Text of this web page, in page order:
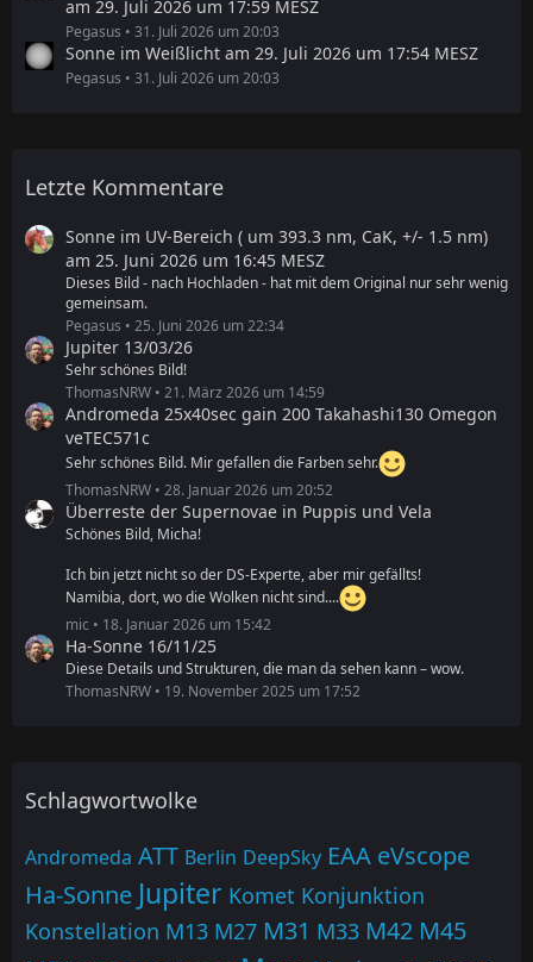
am 29. Juli 2026 um 17:59 MESZ
Pegasus 31. Juli 2026 um 20:03
Sonne im Weißlicht am 29. Juli 2026 um 17:54 MESZ
Pegasus 31. Juli 2026 um 20:03
Letzte Kommentare
Sonne im UV-Bereich ( um 393.3 nm, CaK, +/- 1.5 nm)
am 25. Juni 2026 um 16:45 MESZ
Dieses Bild - nach Hochladen - hat mit dem Original nur sehr wenig
gemeinsam.
Pegasus
25. Juni 2026 um 22:34
Jupiter 13/03/26
Sehr schönes Bild!
ThomasNRW
21. März 2026 um 14:59
Andromeda 25x40sec gain 200 Takahashi130 Omegon
veTEC571c
Sehr schönes Bild. Mir gefallen die Farben sehr.
ThomasNRW
28. Januar 2026 um 20:52
Überreste der Supernovae in Puppis und Vela
Schönes Bild, Micha!
Ich bin jetzt nicht so der DS-Experte, aber mir gefällts!
Namibia, dort, wo die Wolken nicht sind....
mic
18. Januar 2026 um 15:42
Ha-Sonne 16/11/25
Diese Details und Strukturen, die man da sehen kann – wow.
ThomasNRW
19. November 2025 um 17:52
Schlagwortwolke
Andromeda ATT Berlin DeepSky EAA eVscope
Ha-Sonne Jupiter Komet Konjunktion
Konstellation M13 M27 M31 M33 M42 M45